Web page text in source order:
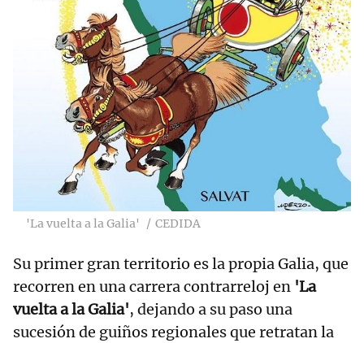
'La vuelta a la Galia' CEDIDA
Su primer gran territorio es la propia Galia, que
recorren en una carrera contrarreloj en 'La
vuelta a la Galia', dejando a su paso una
sucesión de guiños regionales que retratan la